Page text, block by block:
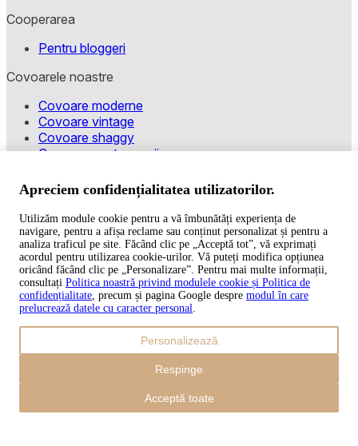
Cooperarea
Pentru bloggeri
Covoarele noastre
Covoare moderne
Covoare vintage
Covoare shaggy
Covoare pentru copii
Modalități de plată
Copyright © 2026 TAPISO
Apreciem confidențialitatea utilizatorilor.
Utilizăm module cookie pentru a vă îmbunătăți experiența de
navigare, pentru a afișa reclame sau conținut personalizat și pentru a
analiza traficul pe site. Făcând clic pe „Acceptă tot”, vă exprimați
acordul pentru utilizarea cookie-urilor. Vă puteți modifica opțiunea
oricând făcând clic pe „Personalizare”. Pentru mai multe informații,
consultați Politica noastră privind modulele cookie și Politica de
confidențialitate, precum și pagina Google despre modul în care
prelucrează datele cu caracter personal.
Personalizează
Respinge
Acceptă toate
Coș
0,00lei
0,00
Continuă cumpărăturile